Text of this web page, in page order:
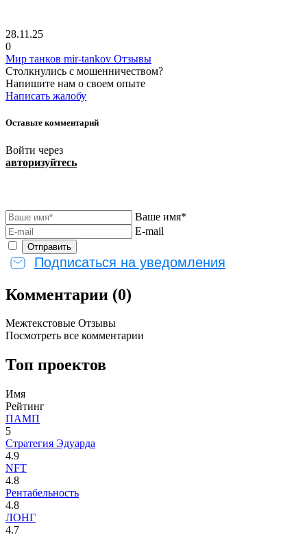
28.11.25
0
Мир танков mir-tankov Отзывы
Столкнулись с мошенничеством?
Напишите нам о своем опыте
Написать жалобу
Оставьте комментарий
Войти через
авторизуйтесь
Ваше имя*
E-mail
Подписаться на уведомления
Комментарии (0)
Межтекстовые Отзывы
Посмотреть все комментарии
Топ проектов
Имя
Рейтинг
ПАМП
5
Стратегия Эдуарда
4.9
NFT
4.8
Рентабельность
4.8
ЛОНГ
4.7